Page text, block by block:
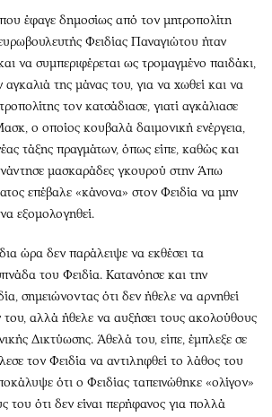
Οικονομία
Γενικά
Αναδρομές
Πρόσωπα
Περιβάλλον
Good Life
Γυναίκα
Showbiz
Συνταγές
Έξοδος
Media
Εκπομπές
Wine routes
Podcasts
Uncut
έφαγε δημοσίως από τον μητροπολίτη
Φειδίας Παναγιώτου ήταν
να συμπεριφέρεται ως τρομαγμένο παιδάκι,
αγκαλιά της μάνας του, για να χωθεί και να
τον κατσάδιασε, γιατί αγκάλιασε
ο οποίος κουβαλά δαιμονική ενέργεια,
τάξης πραγμάτων, όπως είπε, καθώς και
μασκαράδες γκουρού στην Άπω
επέβαλε «κάνονα» στον Φειδία να μην
εξομολογηθεί.
ώρα δεν παράλειψε να εκθέσει τα
του Φειδία. Κατανόησε και την
σημειώνοντας ότι δεν ήθελε να αρνηθεί
του, αλλά ήθελε να αυξήσει τους ακολούθους
Δικτύωσης. Άθελά του, είπε, έμπλεξε σε
τον Φειδία να αντιληφθεί το λάθος του
ότι ο Φειδίας ταπεινώθηκε «ολίγον»
του ότι δεν είναι περήφανος για πολλά